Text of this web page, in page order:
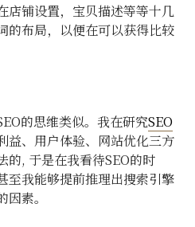
店铺设置，宝贝描述等等十几
的布局，以便在可以获得比较
的思维类似。我在研究SEO
益、用户体验、网站优化三方
的, 于是在我看待SEO的时
至我能够提前推理出搜索引擎
素。